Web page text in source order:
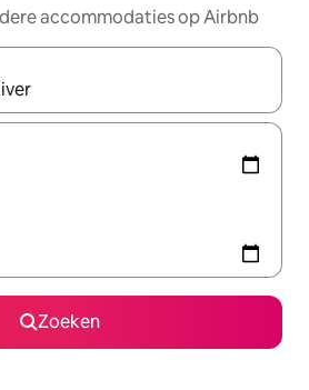
accommodaties op Airbnb
beschikbaar zijn, maak je een keuze
Zoeken